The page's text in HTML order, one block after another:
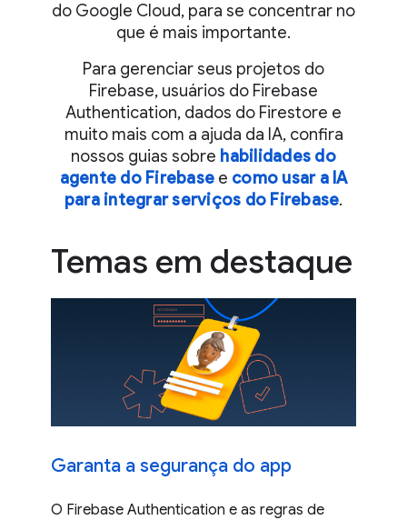
do Google Cloud, para se concentrar no
que é mais importante.
Para gerenciar seus projetos do
Firebase, usuários do Firebase
Authentication, dados do Firestore e
muito mais com a ajuda da IA, confira
nossos guias sobre habilidades do
agente do Firebase e como usar a IA
para integrar serviços do Firebase.
Temas em destaque
Garanta a segurança do app
O Firebase Authentication e as regras de